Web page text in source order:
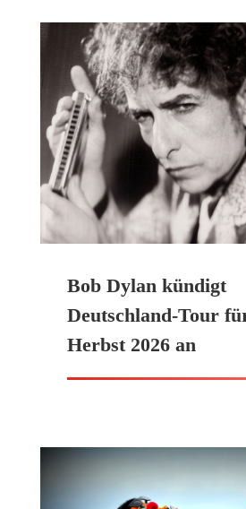
Bob Dylan kündigt
Deutschland-Tour
Herbst 2026 an